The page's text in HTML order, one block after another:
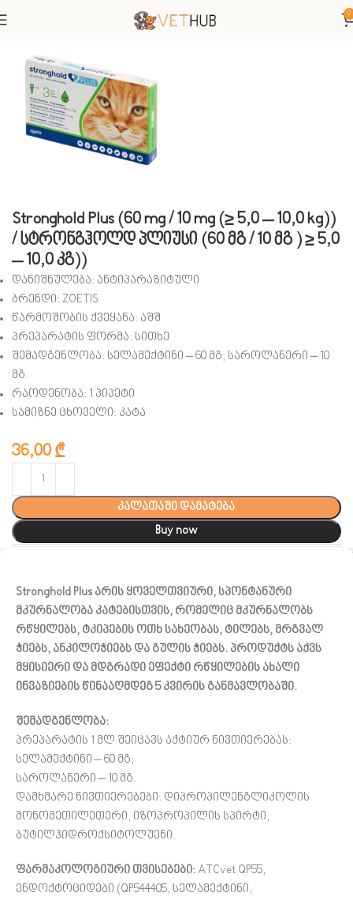
0
ვეტერინარული პრეპარატები
Stronghold Plus (60 mg / 10 mg (≥ 5,0 – 10,0 kg))
/ სტრონგჰოლდ პლიუსი (60 მგ / 10 მგ ) ≥ 5,0
– 10,0 კგ))
დანიშნულება: ანტიპარაზიტული
ბრენდი: ZOETIS
წარმოშობის ქვეყანა: აშშ
პრეპარატის ფორმა: სითხე
შემადგენლობა: სელამექტინი – 60 მგ; საროლანერი – 10
მგ.
რაოდენობა: 1 პიპეტი
სამიზნე ცხოველი: კატა
36,00 ₾
კალათაში დამატება
Buy now
Stronghold Plus არის ყოველთვიური, სპონტანური
მკურნალობა კატებისთვის, რომელიც მკურნალობს
რწყილებს, ტკიპების ოთხ სახეობას, ტილებს, მრგვალ
ჭიებს, ანკილოჭიებს და გულის ჭიებს. პროდუქტს აქვს
მყისიერი და მდგრადი ეფექტი რწყილების ახალი
ინვაზიების წინააღმდეგ 5 კვირის განმავლობაში.
შემადგენლობა:
პრეპარატის 1 მლ შეიცავს აქტიურ ნივთიერებას:
სელამექტინი – 60 მგ;
საროლანერი – 10 მგ.
დამხმარე ნივთიერებები: დიპროპილენგლიკოლის
მონომეთილეთერი, იზოპროპილის სპირტი,
ბუტილჰიდროქსიტოლუენი.
ფარმაკოლოგიური თვისებები: ATCvet QP55,
ენდოქტოციდები (QP544405, სელამექტინი,